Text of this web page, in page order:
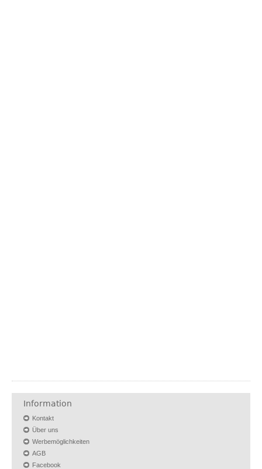
Information
Kontakt
Über uns
Werbemöglichkeiten
AGB
Facebook